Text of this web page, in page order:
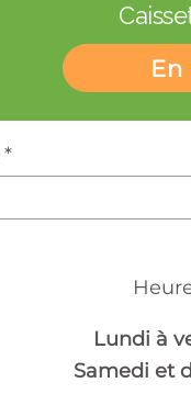
*
Lundi à
Samedi et